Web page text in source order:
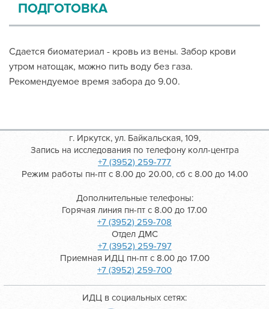
ПОДГОТОВКА
Сдается биоматериал - кровь из вены. Забор крови
утром натощак, можно пить воду без газа.
Рекомендуемое время забора до 9.00.
г. Иркутск, ул. Байкальская, 109,
Запись на исследования по телефону колл-центра
+7 (3952) 259-777
Режим работы пн-пт с 8.00 до 20.00, сб с 8.00 до 14.00
Дополнительные телефоны:
Горячая линия пн-пт с 8.00 до 17.00
+7 (3952) 259-708
Отдел ДМС
+7 (3952) 259-797
Приемная ИДЦ пн-пт с 8.00 до 17.00
+7 (3952) 259-700
ИДЦ в социальных сетях: